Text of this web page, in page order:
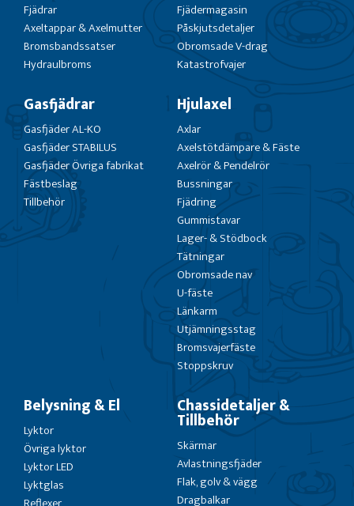
Fjädrar
Axeltappar & Axelmutter
Bromsbandssatser
Hydraulbroms
Fjädermagasin
Påskjutsdetaljer
Obromsade V-drag
Katastrofvajer
Gasfjädrar
Gasfjäder AL-KO
Gasfjäder STABILUS
Gasfjäder Övriga fabrikat
Fästbeslag
Tillbehör
Hjulaxel
Axlar
Axelstötdämpare & Fäste
Axelrör & Pendelrör
Bussningar
Fjädring
Gummistavar
Lager- & Stödbock
Tätningar
Obromsade nav
U-fäste
Länkarm
Utjämningsstag
Bromsvajerfäste
Stoppskruv
Belysning & El
Lyktor
Övriga lyktor
Lyktor LED
Lyktglas
Chassidetaljer &
Tillbehör
Skärmar
Avlastningsfjäder
Flak, golv & vägg
Dragbalkar